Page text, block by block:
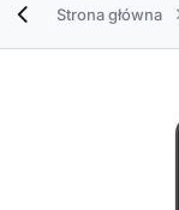
Strona główna